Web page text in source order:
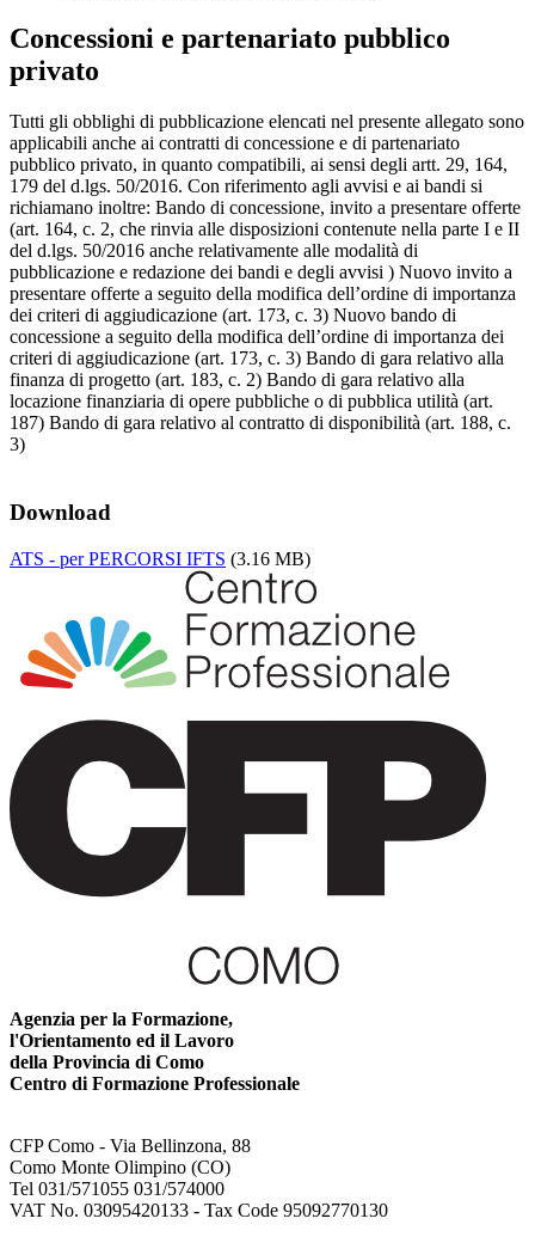
Concessioni e partenariato pubblico
privato
Tutti gli obblighi di pubblicazione elencati nel presente allegato sono
applicabili anche ai contratti di concessione e di partenariato
pubblico privato, in quanto compatibili, ai sensi degli artt. 29, 164,
179 del d.lgs. 50/2016. Con riferimento agli avvisi e ai bandi si
richiamano inoltre: Bando di concessione, invito a presentare offerte
(art. 164, c. 2, che rinvia alle disposizioni contenute nella parte I e II
del d.lgs. 50/2016 anche relativamente alle modalità di
pubblicazione e redazione dei bandi e degli avvisi ) Nuovo invito a
presentare offerte a seguito della modifica dell’ordine di importanza
dei criteri di aggiudicazione (art. 173, c. 3) Nuovo bando di
concessione a seguito della modifica dell’ordine di importanza dei
criteri di aggiudicazione (art. 173, c. 3) Bando di gara relativo alla
finanza di progetto (art. 183, c. 2) Bando di gara relativo alla
locazione finanziaria di opere pubbliche o di pubblica utilità (art.
187) Bando di gara relativo al contratto di disponibilità (art. 188, c.
3)
Download
ATS - per PERCORSI IFTS (3.16 MB)
Agenzia per la Formazione,
l'Orientamento ed il Lavoro
della Provincia di Como
Centro di Formazione Professionale
CFP Como - Via Bellinzona, 88
Como Monte Olimpino (CO)
Tel 031/571055 031/574000
VAT No. 03095420133 - Tax Code 95092770130